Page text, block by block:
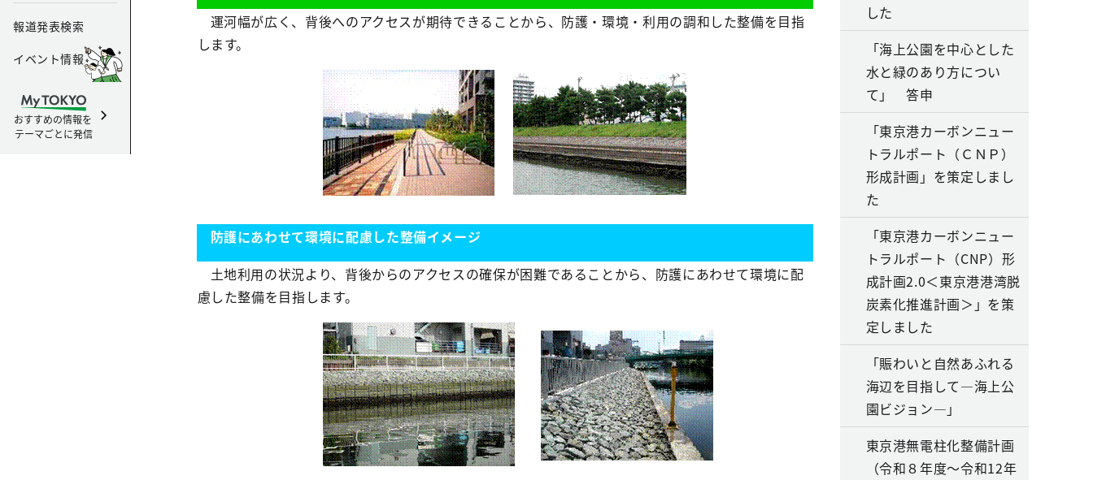
報道発表検索
イベント情報
おすすめの情報を
テーマごとに発信
運河幅が広く、背後へのアクセスが期待できることから、防護・環境・利用の調和した整備を目指
します。
防護にあわせて環境に配慮した整備イメージ
土地利用の状況より、背後からのアクセスの確保が困難であることから、防護にあわせて環境に配
慮した整備を目指します。
した
「海上公園を中心とした
水と緑のあり方につい
て」 答申
「東京港カーボンニュー
トラルポート（ＣＮＰ）
形成計画」を策定しまし
た
「東京港カーボンニュー
トラルポート（CNP）形
成計画2.0＜東京港港湾脱
炭素化推進計画＞」を策
定しました
「賑わいと自然あふれる
海辺を目指して―海上公
園ビジョン―」
東京港無電柱化整備計画
（令和８年度～令和12年